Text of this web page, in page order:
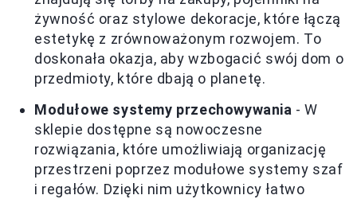
żywność oraz stylowe dekoracje, które łączą
estetykę z zrównoważonym rozwojem. To
doskonała okazja, aby wzbogacić swój dom o
przedmioty, które dbają o planetę.
Modułowe systemy przechowywania - W
sklepie dostępne są nowoczesne
rozwiązania, które umożliwiają organizację
przestrzeni poprzez modułowe systemy szaf
i regałów. Dzięki nim użytkownicy łatwo